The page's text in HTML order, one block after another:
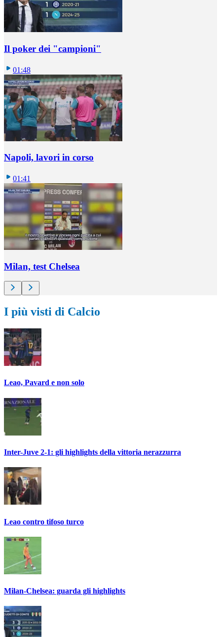
Il poker dei "campioni"
01:48
Napoli, lavori in corso
01:41
Milan, test Chelsea
I più visti di Calcio
Leao, Pavard e non solo
Inter-Juve 2-1: gli highlights della vittoria nerazzurra
Leao contro tifoso turco
Milan-Chelsea: guarda gli highlights